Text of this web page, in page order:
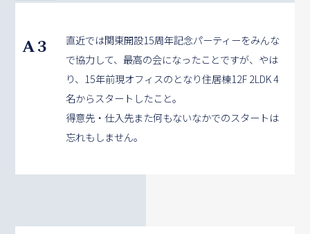
A3
直近では関東開設15周年記念パーティーをみんな
で協力して、最高の会になったことですが、やは
り、15年前現オフィスのとなり住居棟12F 2LDK 4
名からスタートしたこと。
得意先・仕入先また何もないなかでのスタートは
忘れもしません。